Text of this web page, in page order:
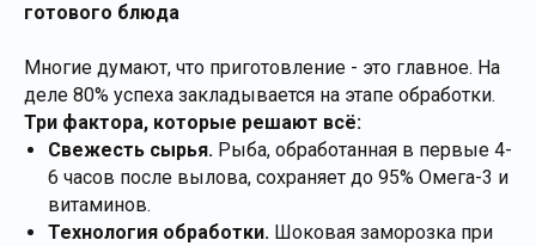
готового блюда
Многие думают, что приготовление - это главное. На
деле 80% успеха закладывается на этапе обработки.
Три фактора, которые решают всё:
Свежесть сырья. Рыба, обработанная в первые 4-
6 часов после вылова, сохраняет до 95% Омега-3 и
витаминов.
Технология обработки. Шоковая заморозка при